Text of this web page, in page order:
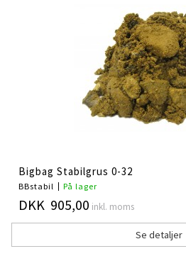
Bigbag Stabilgrus 0-32
BBstabil På lager
DKK 905,00 inkl. moms
Se detaljer